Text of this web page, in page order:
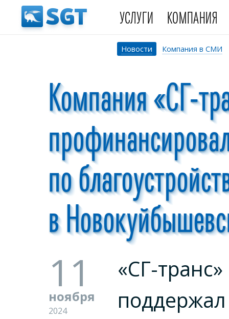
УСЛУГИ КОМПАНИЯ
Новости Компания в СМИ
Компания «СГ-
по
в
11
ноября
2024
«СГ-транс»
поддержал